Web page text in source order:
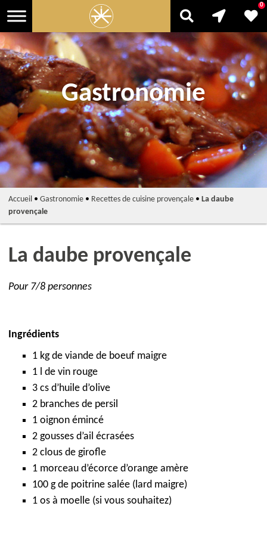
Gastronomie
0
Accueil• Gastronomie• Recettes de cuisine provençale• La daube
provençale
La daube provençale
Pour 7/8 personnes
Ingrédients
1 kg de viande de boeuf maigre
1 l de vin rouge
3 cs d’huile d’olive
2 branches de persil
1 oignon émincé
2 gousses d’ail écrasées
2 clous de girofle
1 morceau d’écorce d’orange amère
100 g de poitrine salée (lard maigre)
1 os à moelle (si vous souhaitez)